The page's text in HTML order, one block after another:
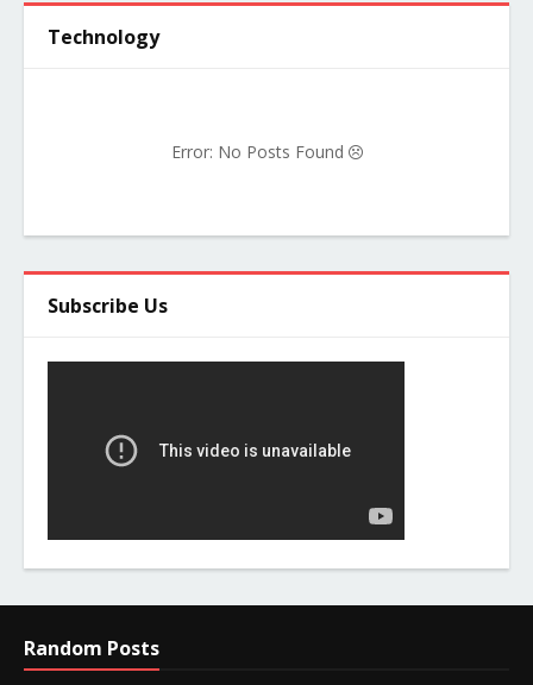
Technology
Error: No Posts Found
Subscribe Us
Random Posts